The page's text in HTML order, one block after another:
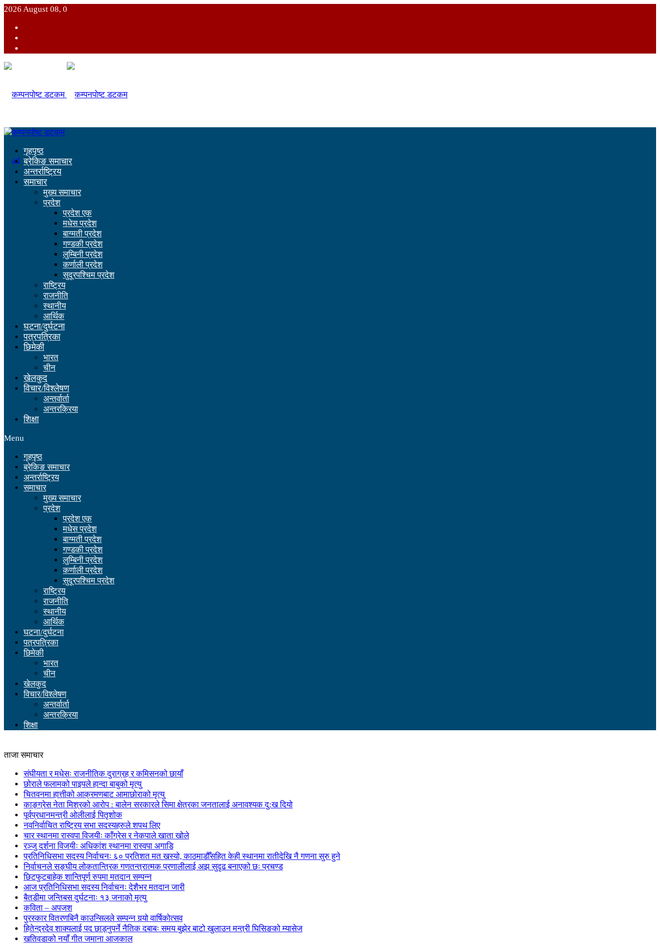
2026 August 08, 0
गृहपृष्ठ
ब्रेकिङ समाचार
अन्तर्राष्ट्रिय
समाचार
मुख्य समाचार
प्रदेश
प्रदेश एक
मधेस प्रदेश
बाग्मती प्रदेश
गण्डकी प्रदेश
लुम्बिनी प्रदेश
कर्णाली प्रदेश
सुदूरपश्चिम प्रदेश
राष्ट्रिय
राजनीति
स्थानीय
आर्थिक
घटना/दुर्घटना
पत्रपत्रिका
छिमेकी
भारत
चीन
खेलकुद
विचार/विश्लेषण
अन्तर्वार्ता
अन्तरक्रिया
शिक्षा
Menu
गृहपृष्ठ
ब्रेकिङ समाचार
अन्तर्राष्ट्रिय
समाचार
मुख्य समाचार
प्रदेश
प्रदेश एक
मधेस प्रदेश
बाग्मती प्रदेश
गण्डकी प्रदेश
लुम्बिनी प्रदेश
कर्णाली प्रदेश
सुदूरपश्चिम प्रदेश
राष्ट्रिय
राजनीति
स्थानीय
आर्थिक
घटना/दुर्घटना
पत्रपत्रिका
छिमेकी
भारत
चीन
खेलकुद
विचार/विश्लेषण
अन्तर्वार्ता
अन्तरक्रिया
शिक्षा
ताजा समाचार
संघीयता र मधेसः राजनीतिक दुराग्रह र कमिसनको छायाँ
छोराले फलामको पाइपले हान्दा बाबुको मृत्यु
चितवनमा हात्तीको आक्रमणबाट आमाछोराको मृत्यु
काङ्ग्रेस नेता मिश्रको आरोप : बालेन सरकारले सिमा क्षेत्रका जनतालाई अनावश्यक दु:ख दियो
पूर्वप्रधानमन्त्री ओलीलाई पितृशोक
नवनिर्वाचित राष्ट्रिय सभा सदस्यहरुले शपथ लिए
चार स्थानमा रास्वपा विजयीः काँग्रेस र नेकपाले खाता खोले
रञ्जु दर्शना विजयीः अधिकांश स्थानमा रास्वपा अगाडि
प्रतिनिधिसभा सदस्य निर्वाचनः ६० प्रतिशत मत खस्यो, काठमाडौँसहित केही स्थानमा रातीदेखि नै गणना सुरु हुने
निर्वाचनले सङ्घीय लोकतान्त्रिक गणतन्त्रात्मक प्रणालीलाई अझ सुदृढ बनाएको छः प्रचण्ड
छिटफुटबाहेक शान्तिपूर्ण रुपमा मतदान सम्पन्न
आज प्रतिनिधिसभा सदस्य निर्वाचनः देशैभर मतदान जारी
बैतडीमा जन्तिबस दुर्घटनाः १३ जनाको मृत्यु
कविता – अपजश
पुरस्कार वितरणबिनै काउन्सिलले सम्पन्न गर्‍यो वार्षिकोत्सव
हितेन्द्रदेव शाक्यलाई पद छाड्नुपर्ने नैतिक दबाबः समय बुझेर बाटो खुलाउन मन्त्री घिसिङको म्यासेज
खतिवडाको नयाँ गीत जमाना आजकाल